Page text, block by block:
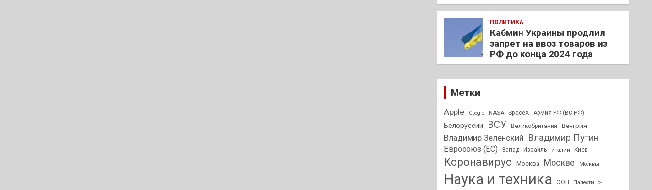
ПОЛИТИКА
Кабмин Украины продлил
запрет на ввоз товаров из
РФ до конца 2024 года
Метки
Apple Google NASA SpaceX Армия РФ (ВС РФ)
Белоруссии ВСУ Великобритания Венгрия
Владимир Зеленский Владимир Путин
Евросоюз (ЕС) Запад Израиль Италии Киев
Коронавирус Москва Москве Москвы
Наука и техника ООН Палестино-